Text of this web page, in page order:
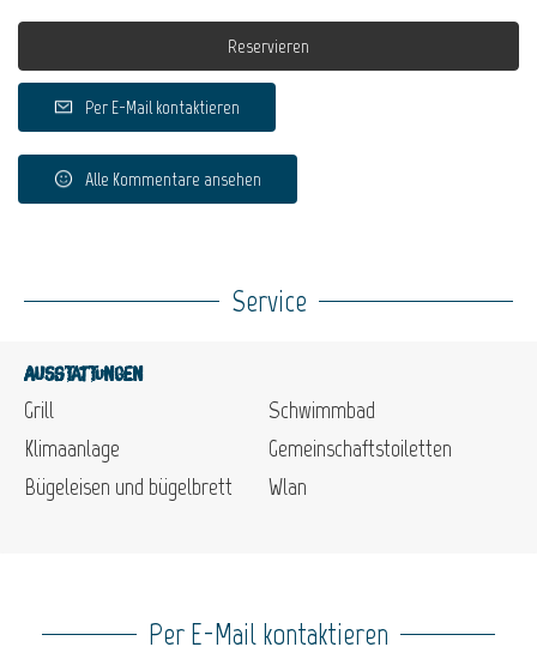
Reservieren
Per E-Mail kontaktieren
Alle Kommentare ansehen
Service
Ausstattungen
Grill
Klimaanlage
Bügeleisen und bügelbrett
Schwimmbad
Gemeinschaftstoiletten
Wlan
Per E-Mail kontaktieren